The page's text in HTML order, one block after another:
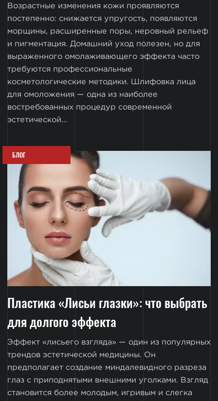
Возрастные изменения кожи проявляются
постепенно: снижается упругость, появляются
морщины, расширенные поры, неровный рельеф
и пигментация. Домашний уход полезен, но для
выраженного омолаживающего эффекта часто
требуются профессиональные
косметологические методики. Шлифовка лица
для омоложения — одна из наиболее
востребованных процедур современной
эстетической...
БЛОГ
Пластика «Лисьи глазки»: что выбрать
для долгого эффекта
Эффект «лисьего взгляда» — один из популярных
трендов эстетической медицины. Он
предполагает создание миндалевидного разреза
глаз с приподнятыми внешними уголками. Взгляд
становится более молодым, игривым и слегка